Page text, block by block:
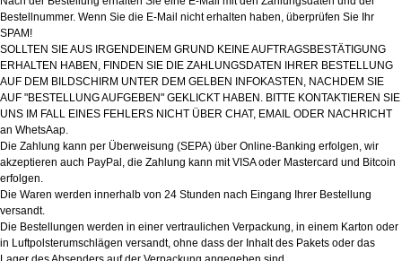
Bestellnummer. Wenn Sie die E-Mail nicht erhalten haben, überprüfen Sie Ihr
SPAM!
SOLLTEN SIE AUS IRGENDEINEM GRUND KEINE AUFTRAGSBESTÄTIGUNG
ERHALTEN HABEN, FINDEN SIE DIE ZAHLUNGSDATEN IHRER BESTELLUNG
AUF DEM BILDSCHIRM UNTER DEM GELBEN INFOKASTEN, NACHDEM SIE
AUF "BESTELLUNG AUFGEBEN" GEKLICKT HABEN. BITTE KONTAKTIEREN SIE
UNS IM FALL EINES FEHLERS NICHT ÜBER CHAT, EMAIL ODER NACHRICHT
an WhetsAap.
Die Zahlung kann per Überweisung (SEPA) über Online-Banking erfolgen, wir
akzeptieren auch PayPal, die Zahlung kann mit VISA oder Mastercard und Bitcoin
erfolgen.
Die Waren werden innerhalb von 24 Stunden nach Eingang Ihrer Bestellung
versandt.
Die Bestellungen werden in einer vertraulichen Verpackung, in einem Karton oder
in Luftpolsterumschlägen versandt, ohne dass der Inhalt des Pakets oder das